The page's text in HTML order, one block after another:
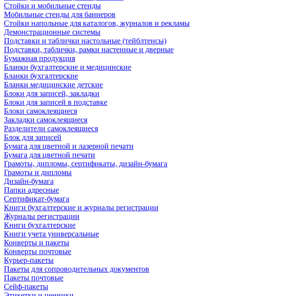
Стойки и мобильные стенды
Мобильные стенды для баннеров
Стойки напольные для каталогов, журналов и рекламы
Демонстрационные системы
Подставки и таблички настольные (тейблтенсы)
Подставки, таблички, рамки настенные и дверные
Бумажная продукция
Бланки бухгалтерские и медицинские
Бланки бухгалтерские
Бланки медицинские детские
Блоки для записей, закладки
Блоки для записей в подставке
Блоки самоклеящиеся
Закладки самоклеящиеся
Разделители самоклеящиеся
Блок для записей
Бумага для цветной и лазерной печати
Бумага для цветной печати
Грамоты, дипломы, сертификаты, дизайн-бумага
Грамоты и дипломы
Дизайн-бумага
Папки адресные
Сертификат-бумага
Книги бухгалтерские и журналы регистрации
Журналы регистрации
Книги бухгалтерские
Книги учета универсальные
Конверты и пакеты
Конверты почтовые
Курьер-пакеты
Пакеты для сопроводительных документов
Пакеты почтовые
Сейф-пакеты